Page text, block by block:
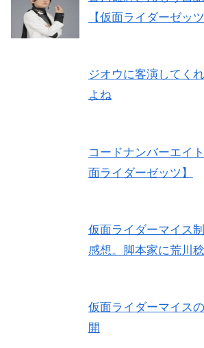
【仮面ライダーゼッツ
ジオウに客演してく
よね
コードナンバーエイ
面ライダーゼッツ】
仮面ライダーマイス
感想。脚本家に荒川
仮面ライダーマイス
開